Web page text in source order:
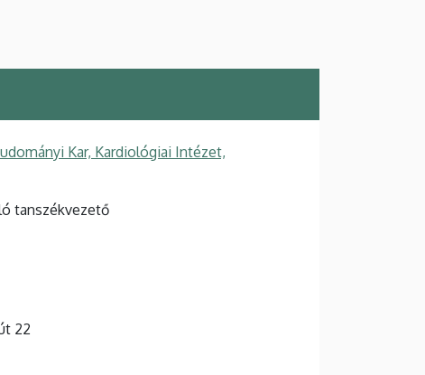
Kar, Kardiológiai Intézet,
tanszékvezető
22